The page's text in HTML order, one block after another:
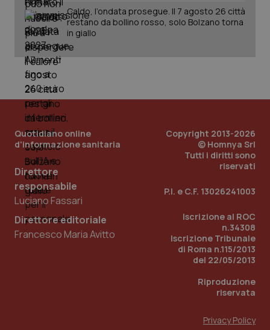
Ulcera & Reflusso
Vaccini
Caldo, l’ondata prosegue. Il 7 agosto 26 città
restano da bollino rosso, solo Bolzano torna
in giallo
Quotidiano online
d'informazione sanitaria
Direttore
responsabile
Luciano Fassari
Direttore editoriale
Francesco Maria Avitto
Copyright 2013-2026
© Homnya Srl
Tutti i diritti sono
riservati
P.I. e C.F. 13026241003
Iscrizione al ROC
n.34308
Iscrizione Tribunale
di Roma n.115/2013
del 22/05/2013
Riproduzione
riservata
Privacy Policy
tracking-sites-ironfish-
session-id
www.quotidianosanita.it
2
_ga
.quotidianosanita.it
mese